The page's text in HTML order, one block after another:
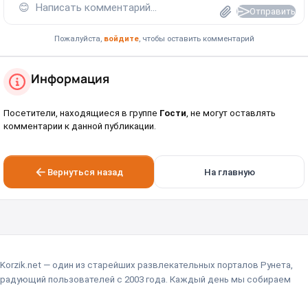
😊 Написать комментарий... Отправить
Пожалуйста, войдите, чтобы оставить комментарий
Информация
Посетители, находящиеся в группе Гости, не могут оставлять
комментарии к данной публикации.
Вернуться назад На главную
Korzik.net — один из старейших развлекательных порталов Рунета,
радующий пользователей с 2003 года. Каждый день мы собираем